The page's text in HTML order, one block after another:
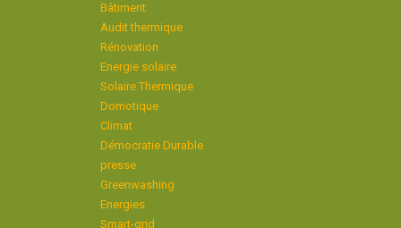
Bâtiment
Audit thermique
Rénovation
Energie solaire
Solaire Thermique
Domotique
Climat
Démocratie Durable
presse
Greenwashing
Energies
Smart-grid